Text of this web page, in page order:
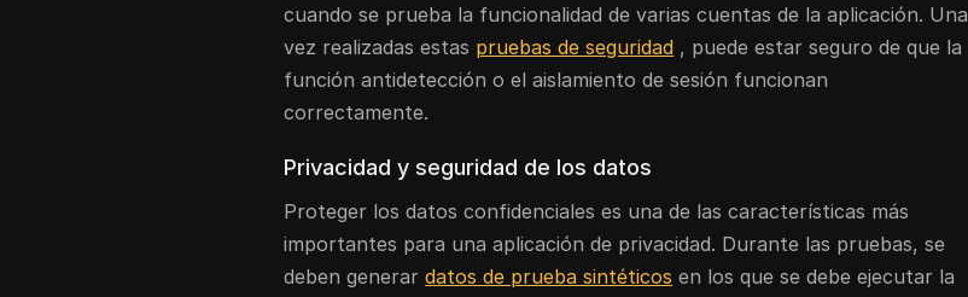
cuando se prueba la funcionalidad de varias cuentas de la aplicación. Una
vez realizadas estas pruebas de seguridad , puede estar seguro de que la
función antidetección o el aislamiento de sesión funcionan
correctamente.
Privacidad y seguridad de los datos
Proteger los datos confidenciales es una de las características más
importantes para una aplicación de privacidad. Durante las pruebas, se
deben generardatos de prueba sintéticos en los que se debe ejecutar la